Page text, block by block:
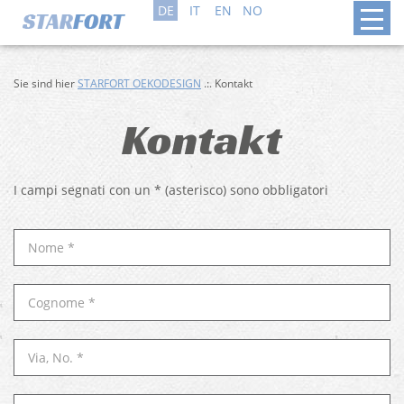
DE IT EN NO
Sie sind hierSTARFORT OEKODESIGN .:. Kontakt
Kontakt
I campi segnati con un * (asterisco) sono obbligatori